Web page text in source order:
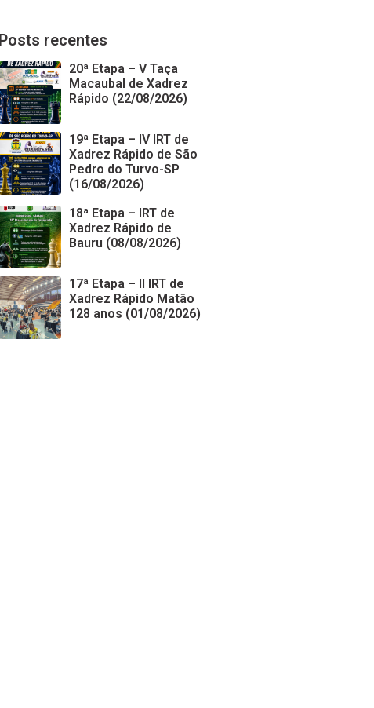
Posts recentes
20ª Etapa – V Taça
Macaubal de Xadrez
Rápido (22/08/2026)
19ª Etapa – IV IRT de
Xadrez Rápido de São
Pedro do Turvo-SP
(16/08/2026)
18ª Etapa – IRT de
Xadrez Rápido de
Bauru (08/08/2026)
17ª Etapa – II IRT de
Xadrez Rápido Matão
128 anos (01/08/2026)